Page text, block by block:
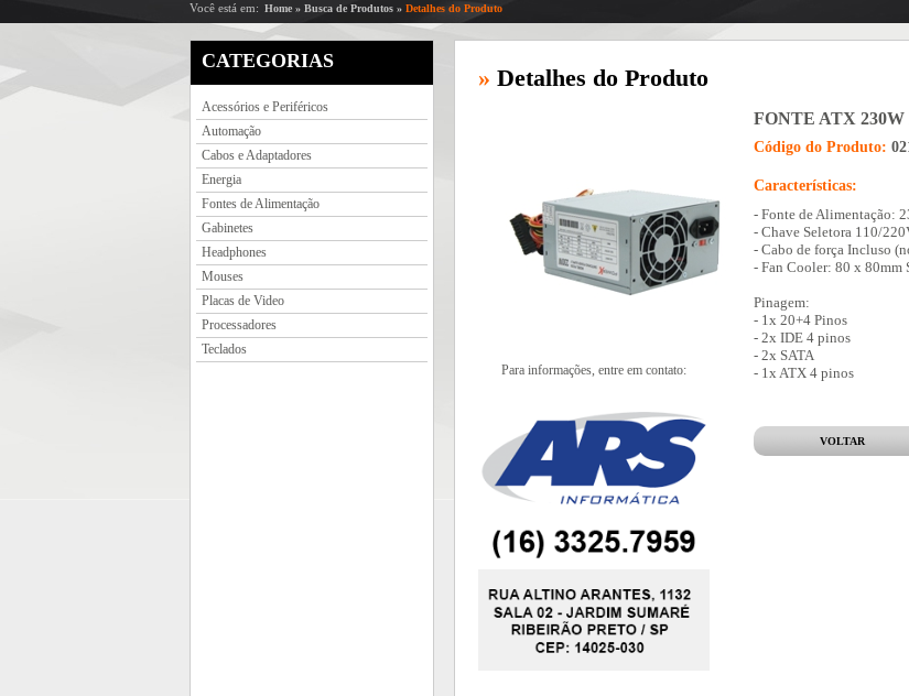
Você está em: Home » Busca de Produtos » Detalhes do Produto
CATEGORIAS
Acessórios e Periféricos
Automação
Cabos e Adaptadores
Energia
Fontes de Alimentação
Gabinetes
Headphones
Mouses
Placas de Video
Processadores
Teclados
» Detalhes do Produto
Para informações, entre em contato:
FONTE ATX
Código do Produto:
Características:
- Fonte de Alimentação:
- Chave Seletora 110/
- Cabo de força Incluso
- Fan Cooler: 80 x 80mm
Pinagem:
- 1x 20+4 Pinos
- 2x IDE 4 pinos
- 2x SATA
- 1x ATX 4 pinos
VOLTAR